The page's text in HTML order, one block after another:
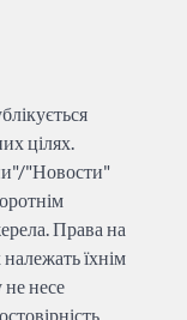
цілях.
"Новости"
Права на
їхнім
не несе